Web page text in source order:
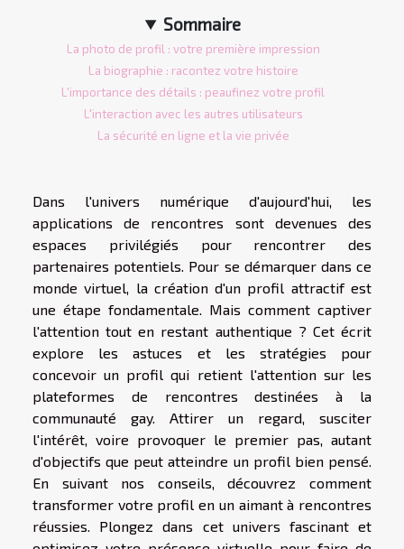
Sommaire
La photo de profil : votre première impression
La biographie : racontez votre histoire
L'importance des détails : peaufinez votre profil
L'interaction avec les autres utilisateurs
La sécurité en ligne et la vie privée
Dans l'univers numérique d'aujourd'hui, les
applications de rencontres sont devenues des
espaces privilégiés pour rencontrer des
partenaires potentiels. Pour se démarquer dans ce
monde virtuel, la création d'un profil attractif est
une étape fondamentale. Mais comment captiver
l'attention tout en restant authentique ? Cet écrit
explore les astuces et les stratégies pour
concevoir un profil qui retient l'attention sur les
plateformes de rencontres destinées à la
communauté gay. Attirer un regard, susciter
l'intérêt, voire provoquer le premier pas, autant
d'objectifs que peut atteindre un profil bien pensé.
En suivant nos conseils, découvrez comment
transformer votre profil en un aimant à rencontres
réussies. Plongez dans cet univers fascinant et